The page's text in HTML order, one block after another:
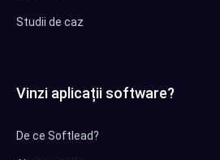
Studii de caz
Vinzi aplicații software?
De ce Softlead?